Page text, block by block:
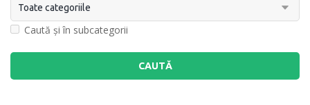
Caută și în subcategorii